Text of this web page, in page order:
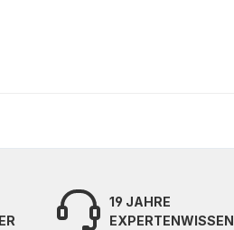
19 JAHRE
EXPERTENWISSEN